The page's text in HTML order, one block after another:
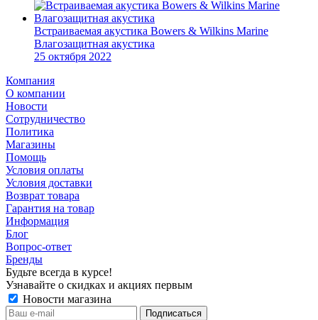
Встраиваемая акустика Bowers & Wilkins Marine
Влагозащитная акустика
25 октября 2022
Компания
О компании
Новости
Сотрудничество
Политика
Магазины
Помощь
Условия оплаты
Условия доставки
Возврат товара
Гарантия на товар
Информация
Блог
Вопрос-ответ
Бренды
Будьте всегда в курсе!
Узнавайте о скидках и акциях первым
Новости магазина